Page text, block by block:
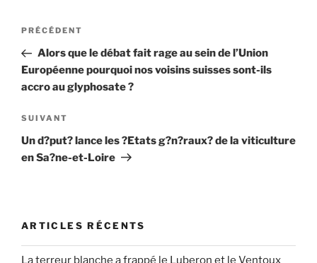
Navigation
l’article
Article
précédent
PRÉCÉDENT
Alors que le débat fait rage au sein de l’Union
Européenne pourquoi nos voisins suisses sont-ils
accro au glyphosate ?
Article
suivant
SUIVANT
Un d?put? lance les ?Etats g?n?raux? de la viticulture
en Sa?ne-et-Loire
ARTICLES RÉCENTS
La terreur blanche a frappé le Luberon et le Ventoux